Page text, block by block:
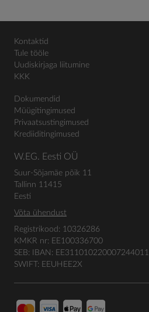
Kontaktid
Tule tööle
Uudiskirjaga liitumine
KKK
Dokumendid
Müügitingimused
Privaatsustingimused
Krediiditingimused
W.EG. Eesti OÜ
Suur-Sõjamäe põik 11
Tallinn 11415
Eesti
Võta ühendust
Registrikood: 10326286
KMKR nr: EE100336700
SEB: IBAN: EE311010220007244011
SWIFT: EEUHEE2X